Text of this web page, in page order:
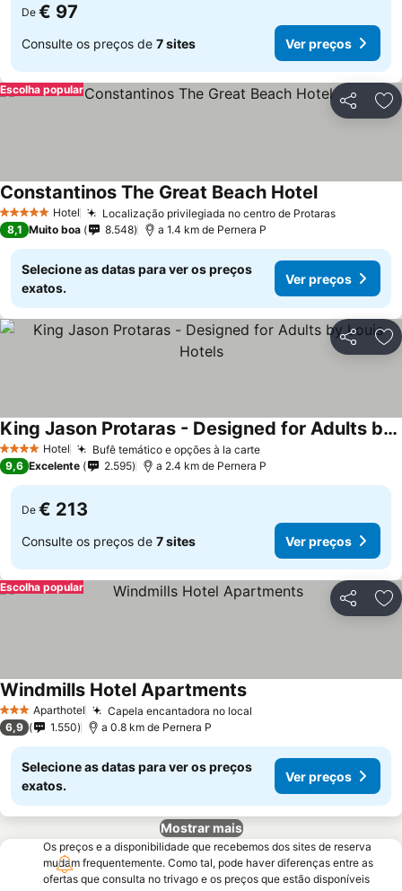
De € 97
Consulte os preços de 7 sites Ver preços
Partilhar
Escolha popular
5 Estrelas Hotel Localização privilegiada no centro de Protaras
Constantinos The Great Beach Hotel
8,1 Muito boa 8.548 a 1.4 km de Pernera P
Selecione as datas para ver os preços
exatos.
Ver preços
Partilhar
4 EstrelasHotel Bufê temático e opções à la carte
King Jason Protaras - Designed for Adults by Louis Hotels
9,6 Excelente 2.595 a 2.4 km de Pernera P
De € 213
Consulte os preços de 7 sites Ver preços
Partilhar
Escolha popular
3 EstrelasAparthotel Capela encantadora no local
Windmills Hotel Apartments
6,9 1.550 a 0.8 km de Pernera P
Selecione as datas para ver os preços
exatos.
Ver preços
Mostrar mais
Os preços e a disponibilidade que recebemos dos sites de reserva
mudam frequentemente. Como tal, pode haver diferenças entre as
ofertas que consulta no trivago e os preços que estão disponíveis